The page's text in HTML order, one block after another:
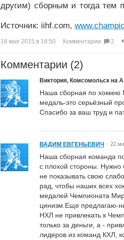
другим) сборным и тогда тем
Источник: iihf.com,
18 мая 2015 в 18:50 Комментарии 2
Комментарии (2)
Виктория, Комсомольск на
Наша сборная по
медаль-это серьёзный
Спасибо за ваш труд и
ВАДИМ ЕВГЕНЬЕВИЧ 22
Наша сборная команда
с плохой стороны.
не показывать свою
рад, чтобы наших всех
медалей Чемпионата
цинизм.Еще предлагаю-
НХЛ не привлекать к
только за деньги, а -
лидеров из команд КХЛ,